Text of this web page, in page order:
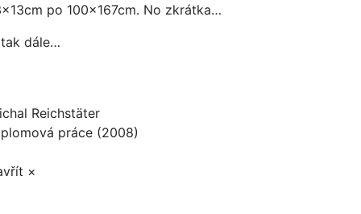
po 100x167cm. No zkrátka…
dále…
Reichstäter
práce (2008)
×